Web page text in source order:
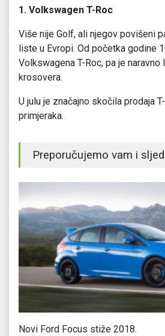
1. Volkswagen T-Roc
Više nije Golf, ali njegov povišeni
liste u Evropi. Od početka godine
Volkswagena T-Roc, pa je
krosovera.
U julu je značajno skočila prodaja
primjeraka.
Preporučujemo vam i
Novi Ford Focus stiže 2018.